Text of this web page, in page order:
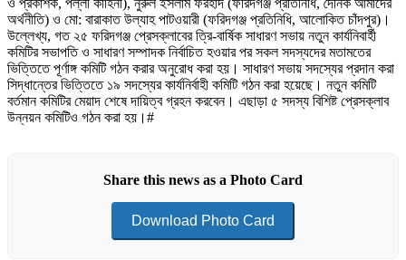
অর্থনীতি) ও মো: বারাকাত উল্যাহ পাটওয়ারী (ফরিদগঞ্জ প্রতিনিধি, আলোকিত চাঁদপুর)।
উল্লেখ্য, গত ২৫ ফরিদগঞ্জ প্রেসক্লাবের ত্রি-বার্ষিক সাধারণ সভায় নতুন কার্যনিবার্হী
কমিটির সভাপতি ও সাধারণ সম্পাদক নির্বাচিত হওয়ার পর সকল সদস্যদের মতামতের
ভিত্তিতে পূর্ণাঙ্গ কমিটি গঠন করার অনুরোধ করা হয়। সাধারণ সভায় সদস্যের প্রদান করা
সিদ্ধান্তের ভিত্তিতে ১৯ সদস্যের কার্যনির্বাহী কমিটি গঠন করা হয়েছে। নতুন কমিটি
বর্তমান কমিটির মেয়াদ শেষে দায়িত্ব গ্রহন করবেন। এছাড়া ৫ সদস্য বিশিষ্ট প্রেসক্লাব
উন্নয়ন কমিটিও গঠন করা হয়।#
Share this news as a Photo Card
Download Photo Card